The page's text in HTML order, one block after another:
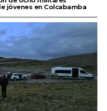
jóvenes en Colcabamba